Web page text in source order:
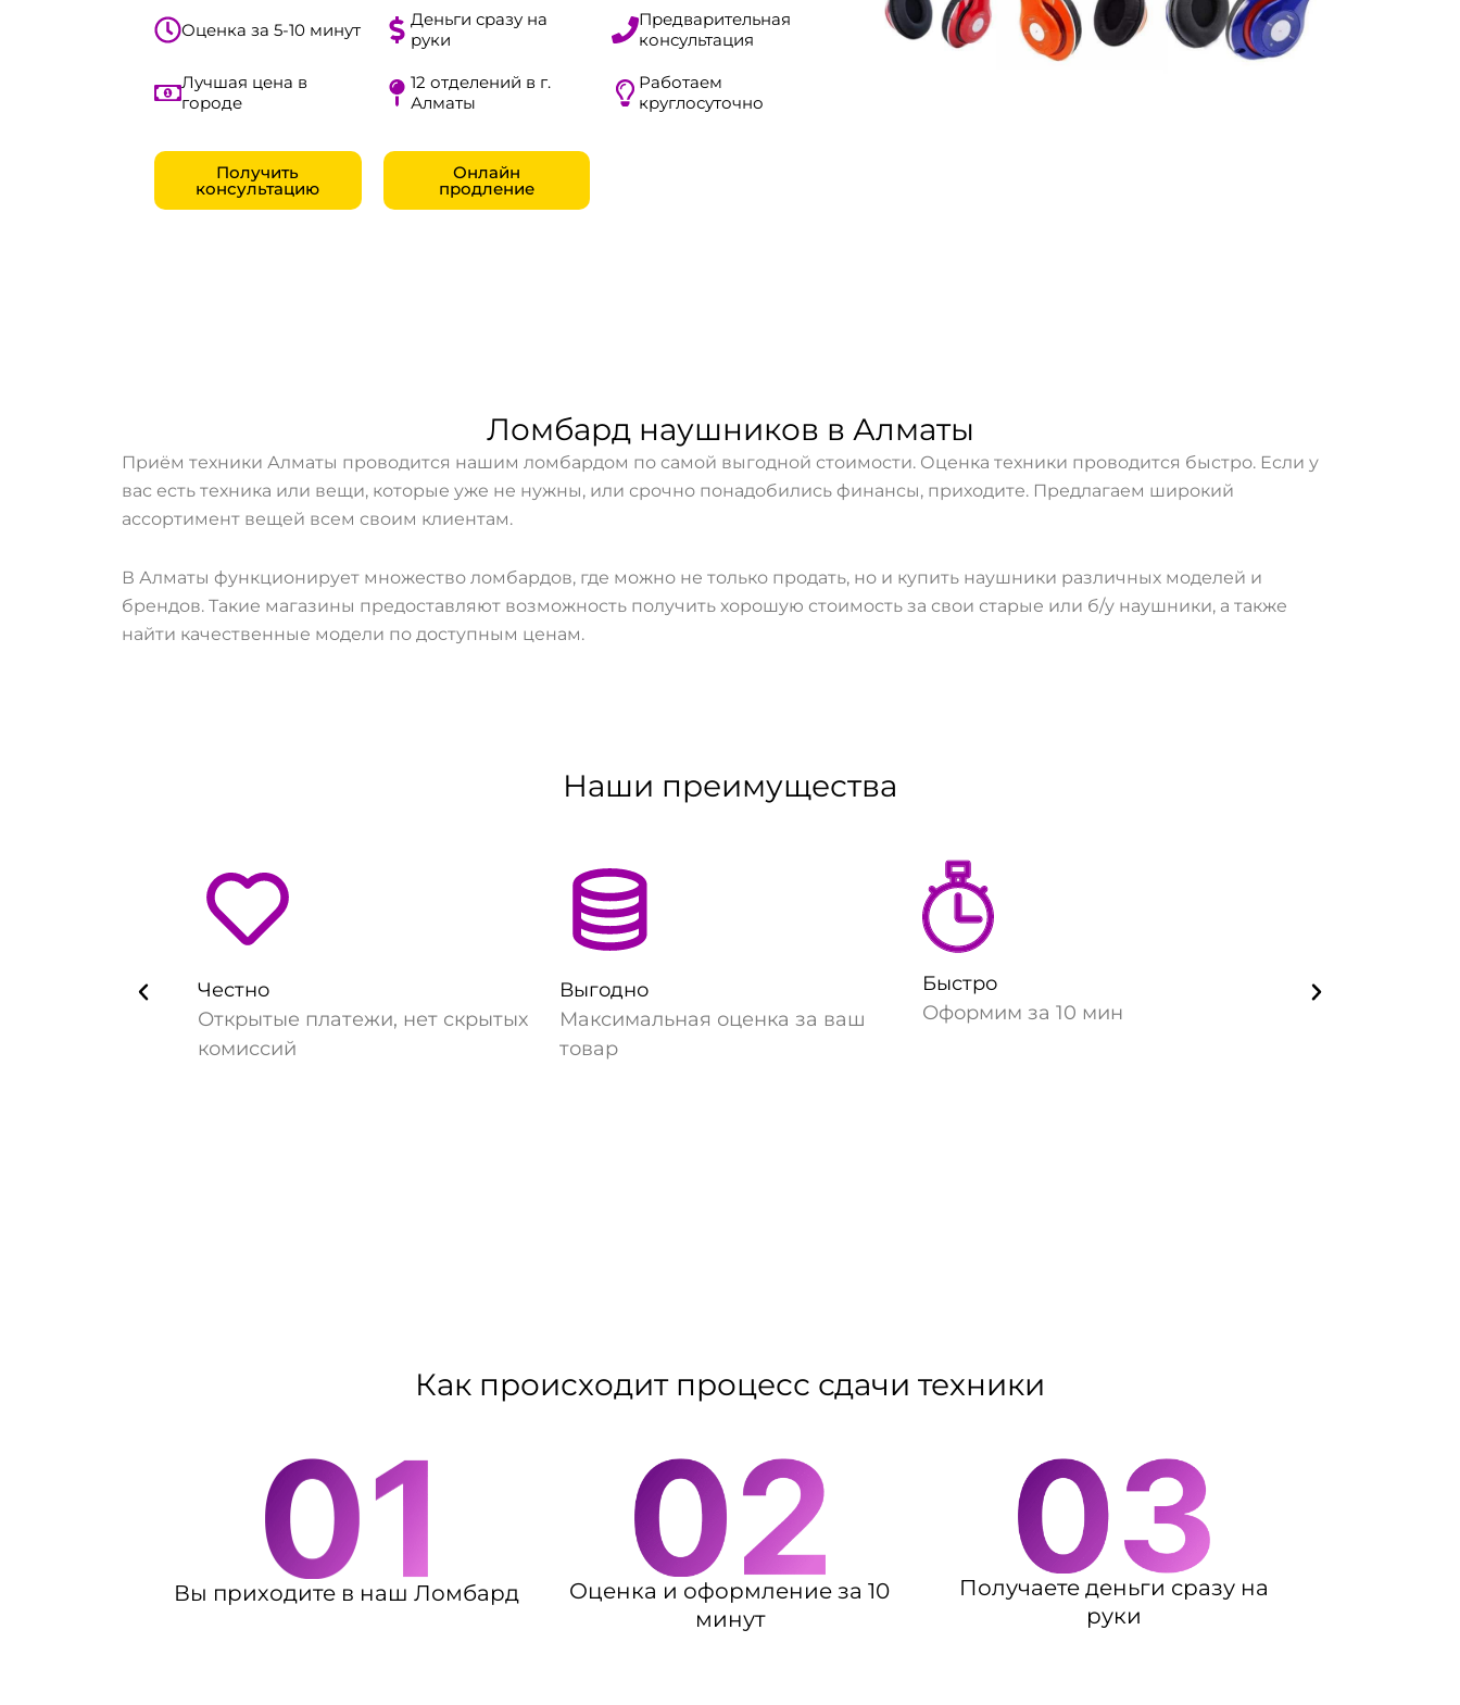
Оценка за 5-10 минут
Деньги сразу на
руки
Предварительная
консультация
Лучшая цена в
городе
12 отделений в г.
Алматы
Работаем
круглосуточно
Получить
консультацию
Онлайн
продление
Ломбард наушников в Алматы
Приём техники Алматы проводится нашим ломбардом по самой выгодной стоимости. Оценка техники проводится быстро. Если у
вас есть техника или вещи, которые уже не нужны, или срочно понадобились финансы, приходите. Предлагаем широкий
ассортимент вещей всем своим клиентам.
В Алматы функционирует множество ломбардов, где можно не только продать, но и купить наушники различных моделей и
брендов. Такие магазины предоставляют возможность получить хорошую стоимость за свои старые или б/у наушники, а также
найти качественные модели по доступным ценам.
Наши преимущества
Честно
Открытые платежи, нет скрытых
комиссий
Выгодно
Максимальная оценка за ваш
товар
Быстро
Оформим за 10 мин
Как происходит процесс сдачи техники
Вы приходите в наш Ломбард
Оценка и оформление за 10
минут
Получаете деньги сразу на
руки